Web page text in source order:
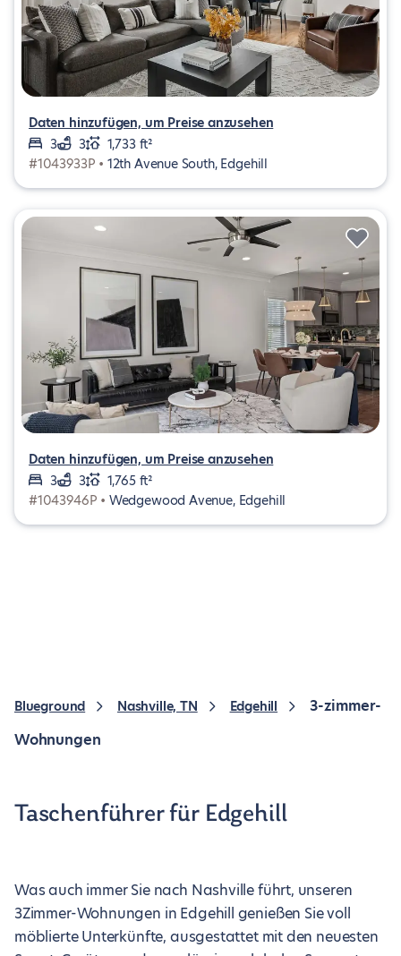
Daten hinzufügen, um Preise anzusehen
3
3
1,733 ft²
#1043933P • 12th Avenue South, Edgehill
Daten hinzufügen, um Preise anzusehen
3
3
1,765 ft²
#1043946P • Wedgewood Avenue, Edgehill
Blueground Nashville, TN Edgehill
3-zimmer-
Wohnungen
Taschenführer für Edgehill
Was auch immer Sie nach Nashville führt, unseren
3Zimmer-Wohnungen in Edgehill genießen Sie voll
möblierte Unterkünfte, ausgestattet mit den neuesten